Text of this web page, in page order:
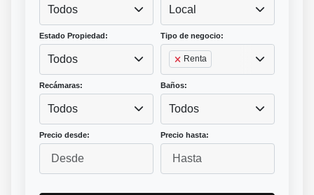
Todos Local
Estado Propiedad:
Todos
Tipo de negocio:
Renta
Recámaras:
Todos
Baños:
Todos
Precio desde: Precio hasta: